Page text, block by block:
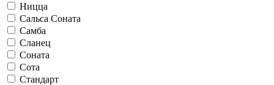
Ницца
Сальса Соната
Самба
Сланец
Соната
Сота
Стандарт